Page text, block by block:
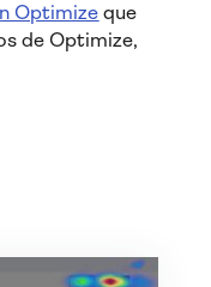
Optimize que
de Optimize,